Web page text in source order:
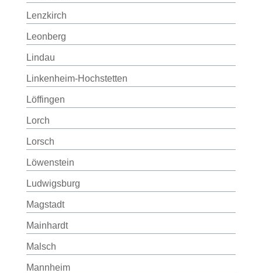
Lenzkirch
Leonberg
Lindau
Linkenheim-Hochstetten
Löffingen
Lorch
Lorsch
Löwenstein
Ludwigsburg
Magstadt
Mainhardt
Malsch
Mannheim